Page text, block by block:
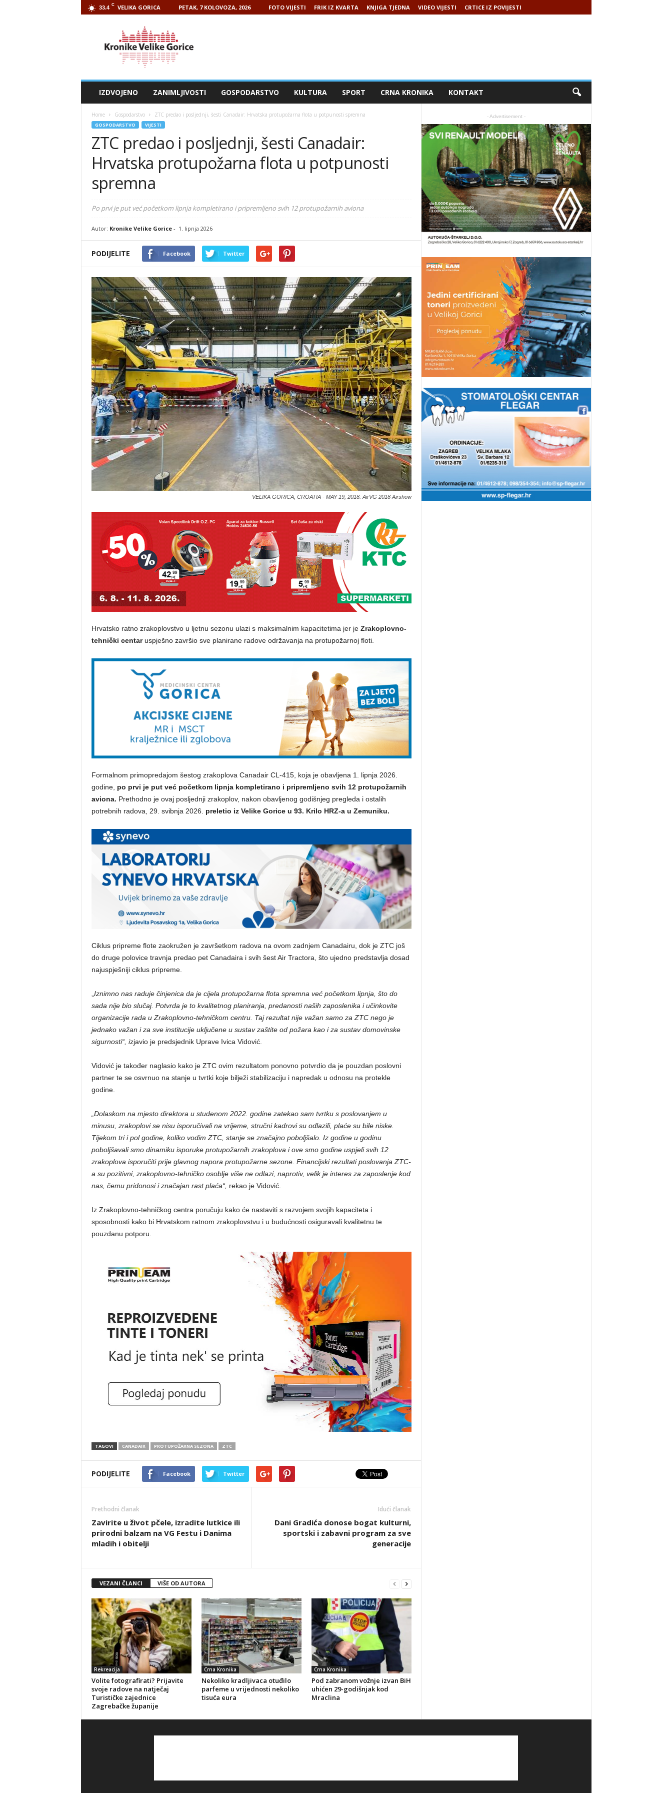
33.4 C VELIKA GORICA PETAK, 7 KOLOVOZA, 2026 FOTO VIJESTI FRIK IZ KVARTA KNJIGA TJEDNA VIDEO VIJESTI CRTICE IZ POVIJESTI
IZDVOJENO ZANIMLJIVOSTI GOSPODARSTVO KULTURA SPORT CRNA KRONIKA KONTAKT
Home Gospodarstvo ZTC predao i posljednji, šesti Canadair: Hrvatska protupožarna flota u potpunosti spremna
GOSPODARSTVO VIJESTI
ZTC predao i posljednji, šesti Canadair:
Hrvatska protupožarna flota u potpunosti
spremna
Po prvi je put već početkom lipnja kompletirano i pripremljeno svih 12 protupožarnih aviona
Autor: Kronike Velike Gorice- 1. lipnja 2026
PODIJELITE Facebook Twitter
VELIKA GORICA, CROATIA - MAY 19, 2018: AirVG 2018 Airshow
Hrvatsko ratno zrakoplovstvo u ljetnu sezonu ulazi s maksimalnim kapacitetima jer je Zrakoplovno-
tehnički centaruspješno završio sve planirane radove održavanja na protupožarnoj floti.
Formalnom primopredajom šestog zrakoplova Canadair CL-415, koja je obavljena 1. lipnja 2026.
godine, po prvi je put već početkom lipnja kompletirano i pripremljeno svih 12 protupožarnih
aviona. Prethodno je ovaj posljednji zrakoplov, nakon obavljenog godišnjeg pregleda i ostalih
potrebnih radova, 29. svibnja 2026. preletio iz Velike Gorice u 93. Krilo HRZ-a u Zemuniku.
Ciklus pripreme flote zaokružen je završetkom radova na ovom zadnjem Canadairu, dok je ZTC još
do druge polovice travnja predao pet Canadaira i svih šest Air Tractora, što ujedno predstavlja dosad
najuspješniji ciklus pripreme.
Iznimno nas raduje činjenica da je cijela protupožarna flota spremna već početkom lipnja, što do
sada nije bio slučaj. Potvrda je to kvalitetnog planiranja, predanosti naših zaposlenika i učinkovite
organizacije rada u Zrakoplovno-tehničkom centru. Taj rezultat nije važan samo za ZTC nego je
jednako važan i za sve institucije uključene u sustav zaštite od požara kao i za sustav domovinske
sigurnosti“, izjavio je predsjednik Uprave Ivica Vidović.
Vidović je također naglasio kako je ZTC ovim rezultatom ponovno potvrdio da je pouzdan poslovni
partner te se osvrnuo na stanje u tvrtki koje bilježi stabilizaciju i napredak u odnosu na protekle
godine.
„Dolaskom na mjesto direktora u studenom 2022. godine zatekao sam tvrtku s poslovanjem u
minusu, zrakoplovi se nisu isporučivali na vrijeme, stručni kadrovi su odlazili, plaće su bile niske.
Tijekom tri i pol godine, koliko vodim ZTC, stanje se značajno poboljšalo. Iz godine u godinu
poboljšavali smo dinamiku isporuke protupožarnih zrakoplova i ove smo godine uspjeli svih 12
zrakoplova isporučiti prije glavnog napora protupožarne sezone. Financijski rezultati poslovanja ZTC-
a su pozitivni, zrakoplovno-tehničko osoblje više ne odlazi, naprotiv, velik je interes za zaposlenje kod
nas, čemu pridonosi i značajan rast plaća“, rekao je Vidović.
Iz Zrakoplovno-tehničkog centra poručuju kako će nastaviti s razvojem svojih kapaciteta i
sposobnosti kako bi Hrvatskom ratnom zrakoplovstvu i u budućnosti osiguravali kvalitetnu te
pouzdanu potporu.
TAGOVI CANADAIR PROTUPOŽARNA SEZONA ZTC
PODIJELITE Facebook Twitter
Prethodni članak
Zavirite u život pčele, izradite lutkice ili
prirodni balzam na VG Festu i Danima
mladih i obitelji
Idući članak
Dani Gradića donose bogat kulturni,
sportski i zabavni program za sve
generacije
VEZANI ČLANCI VIŠE OD AUTORA
Rekreacija
Volite fotografirati? Prijavite
svoje radove na natječaj
Turističke zajednice
Zagrebačke županije
Crna Kronika
Nekoliko kradljivaca otuđilo
parfeme u vrijednosti nekoliko
tisuća eura
Crna Kronika
Pod zabranom vožnje izvan BiH
uhićen 29-godišnjak kod
Mraclina
- Advertisement -